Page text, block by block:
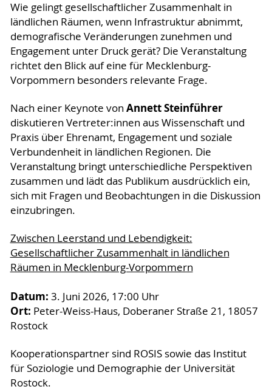
Wie gelingt gesellschaftlicher Zusammenhalt in
ländlichen Räumen, wenn Infrastruktur abnimmt,
demografische Veränderungen zunehmen und
Engagement unter Druck gerät? Die Veranstaltung
richtet den Blick auf eine für Mecklenburg-
Vorpommern besonders relevante Frage.
Nach einer Keynote von Annett Steinführer
diskutieren Vertreter:innen aus Wissenschaft und
Praxis über Ehrenamt, Engagement und soziale
Verbundenheit in ländlichen Regionen. Die
Veranstaltung bringt unterschiedliche Perspektiven
zusammen und lädt das Publikum ausdrücklich ein,
sich mit Fragen und Beobachtungen in die Diskussion
einzubringen.
Zwischen Leerstand und Lebendigkeit:
Gesellschaftlicher Zusammenhalt in ländlichen
Räumen in Mecklenburg-Vorpommern
Datum: 3. Juni 2026, 17:00 Uhr
Ort: Peter-Weiss-Haus, Doberaner Straße 21, 18057
Rostock
Kooperationspartner sind ROSIS sowie das Institut
für Soziologie und Demographie der Universität
Rostock.